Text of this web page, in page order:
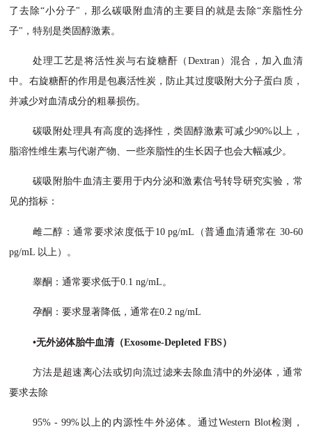
了去除“小分子"，那么碳吸附血清的主要目的就是去除“亲脂性分
子"，特别是类固醇激素。
处理工艺是将活性炭与右旋糖酐（Dextran）混合，加入血清
中。右旋糖酐的作用是包裹活性炭，防止其过度吸附大分子蛋白质，
并减少对血清成分的粗暴损伤。
碳吸附处理具有高度的选择性，类固醇激素可减少90%以上，
脂溶性维生素与代谢产物、一些亲脂性的生长因子也会大幅减少。
碳吸附胎牛血清主要用于内分泌和激素信号转导研究实验，常
见的指标：
雌二醇：通常要求浓度低于10 pg/mL（普通血清通常在 30-60
pg/mL 以上）。
睾酮：通常要求低于0.1 ng/mL。
孕酮：要求显著降低，通常在0.2 ng/mL
•无外泌体胎牛血清（Exosome-Depleted FBS）
方法是超速离心法或切向流过滤来去除血清中的外泌体，通常
要求去除
95% - 99%以上的内源性牛外泌体。通过Western Blot检测，